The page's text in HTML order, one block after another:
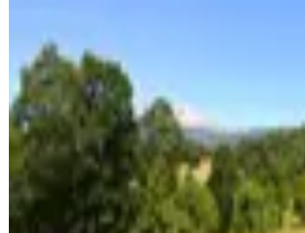
Kahramanmaraş, Andırın
500 m²·2.600/m²·
1.300.000 ₺
Mehmet Akif TokMehmet Akif Tok